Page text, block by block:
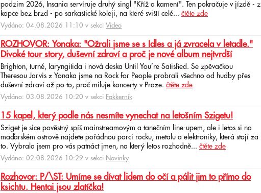
podzim 2026, Insania servíruje druhý singl "Kříž a kamení". Ten pokračuje v jízdě - z
kopce bez brzd - po sarkastické koleji, na které sviští celé... čtěte zde
Vydáno: 04.08.2026 11:10 v sekci Video
ROZHOVOR: Yonaka: "Ožrali jsme se s Idles a já zvracela v letadle."
Divoké tour story, duševní zdraví a proč je nové album nejtvrdší
Brighton, turné, laryngitida i nová deska Until You’re Satisfied. Se zpěvačkou
Theresou Jarvis z Yonaka jsme na Rock for People probrali všechno od hudby přes
duševní zdraví až po to, proč miluje koncerty v Praze. čtěte zde
Vydáno: 03.08.2026 10:20 v sekci Fakkerník
15 kapel, který podle nás nesmíte vynechat na letošním Szigetu!
Sziget je sice pověstný spíš mainstreamovým a tanečním line-upem, ale i letos si na
maďarském ostrově najdete pořádnou porci rocku, metalu a elektroniky, která stojí za
to. Vybrala jsem pro vás patnáct jmen, na který letos rozhodně... čtěte zde
Vydáno: 02.08.2026 10:29 v sekci Novinky
Rozhovor: P/\ST: Umíme se dívat lidem do očí a pálit jim to přímo do
ksichtu. Hentai jsou zlatíčka!